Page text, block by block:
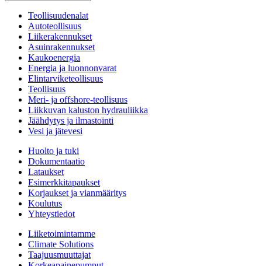
Teollisuudenalat
Autoteollisuus
Liikerakennukset
Asuinrakennukset
Kaukoenergia
Energia ja luonnonvarat
Elintarviketeollisuus
Teollisuus
Meri- ja offshore-teollisuus
Liikkuvan kaluston hydrauliikka
Jäähdytys ja ilmastointi
Vesi ja jätevesi
Huolto ja tuki
Dokumentaatio
Lataukset
Esimerkkitapaukset
Korjaukset ja vianmääritys
Koulutus
Yhteystiedot
Liiketoimintamme
Climate Solutions
Taajuusmuuttajat